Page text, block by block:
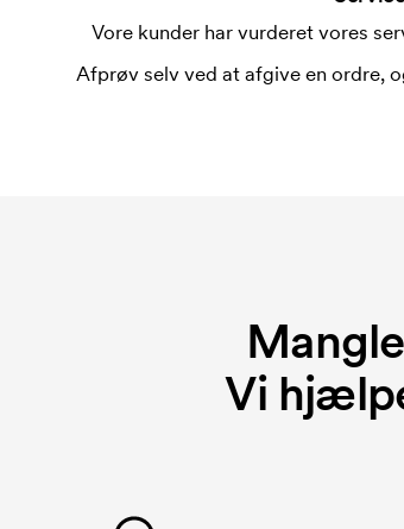
Vore kunder har vurderet vores
Afprøv selv ved at afgive en ordre,
Vi